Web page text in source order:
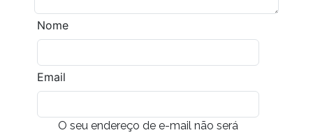
Nome
Email
O seu endereço de e-mail não será